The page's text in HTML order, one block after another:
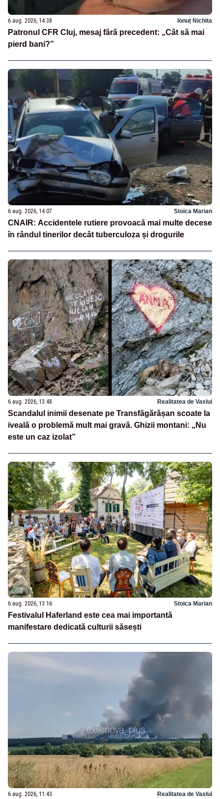
6 aug. 2026, 14:38 Ionuț Nichita
Patronul CFR Cluj, mesaj fără precedent: „Cât să mai
pierd bani?”
6 aug. 2026, 14:07 Stoica Marian
CNAIR: Accidentele rutiere provoacă mai multe decese
în rândul tinerilor decât tuberculoza și drogurile
6 aug. 2026, 13:48 Realitatea de Vaslui
Scandalul inimii desenate pe Transfăgărășan scoate la
iveală o problemă mult mai gravă. Ghizii montani: „Nu
este un caz izolat”
6 aug. 2026, 13:16 Stoica Marian
Festivalul Haferland este cea mai importantă
manifestare dedicată culturii săsești
6 aug. 2026, 11:43 Realitatea de Vaslui